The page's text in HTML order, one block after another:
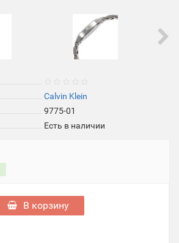
Calvin Klein
9775-01
Есть в наличии
В корзину